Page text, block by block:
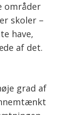
områder
skoler –
have,
af det.
grad af